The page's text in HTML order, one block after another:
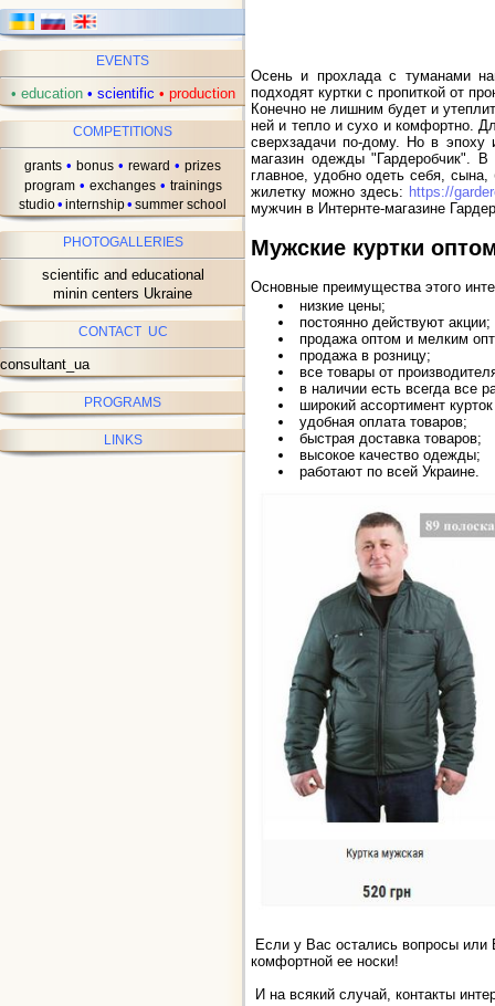
EVENTS
• education • scientific • production
COMPETITIONS
grants • bonus • reward • prizes
program • exchanges • trainings
studio• internship• summer school
PHOTOGALLERIES
scientific and educational
minin centers Ukraine
CONTACT UC
consultant_ua
PROGRAMS
LINKS
Осень и прохлада с туманами
подходят куртки с пропиткой от
Конечно не лишним будет и
ней и тепло и сухо и комфортно.
сверхзадачи по-дому. Но в эпоху
магазин одежды "Гардеробчик".
главное, удобно одеть себя,
жилетку можно здесь: https://
мужчин в Интернте-магазине
Мужские куртки
Основные преимущества этого
низкие цены;
постоянно действуют акции;
продажа оптом и мелким
продажа в розницу;
все товары от
в наличии есть всегда все
широкий ассортимент
удобная оплата товаров;
быстрая доставка товаров;
высокое качество одежды;
работают по всей Украине.
Если у Вас остались вопросы или
комфортной ее носки!
И на всякий случай, контакты